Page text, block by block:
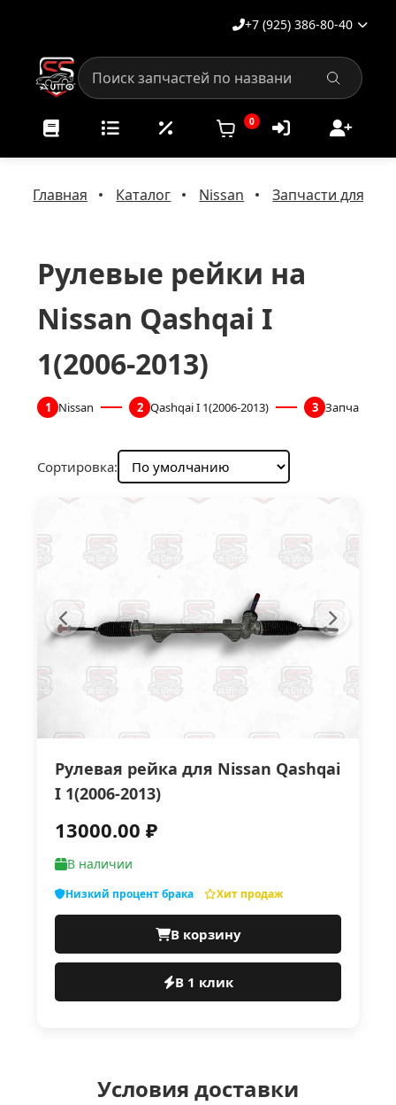
+7 (925) 386-80-40
0
Главная Каталог Nissan Запчасти для
Рулевые рейки на
Nissan Qashqai I
1(2006-2013)
1 Nissan 2 Qashqai I 1(2006-2013) 3 Запчасти
Сортировка:
Рулевая рейка для Nissan Qashqai
I 1(2006-2013)
13000.00 ₽
В наличии
Низкий процент брака Хит продаж
В корзину
В 1 клик
Условия доставки